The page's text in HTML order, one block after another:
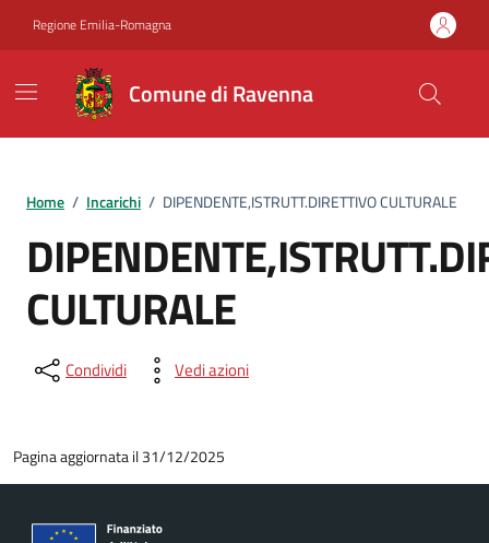
Regione Emilia-Romagna
Comune di Ravenna
Home / Incarichi / DIPENDENTE,ISTRUTT.DIRETTIVO CULTURALE
CULTURALE
Condividi Vedi azioni
Pagina aggiornata il 31/12/2025